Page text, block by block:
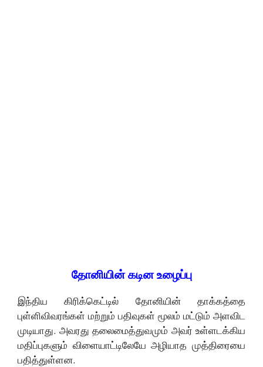
தோனியின் கடின உழைப்பு
இந்திய கிரிக்கெட்டில் தோனியின் தாக்கத்தை
புள்ளிவிவரங்கள் மற்றும் பதிவுகள் மூலம் மட்டும் அளவிட
முடியாது. அவரது தலைமைத்துவமும் அவர் உள்ளடக்கிய
மதிப்புகளும் விளையாட்டிலேயே அழியாத முத்திரையை
பதித்துள்ளன.